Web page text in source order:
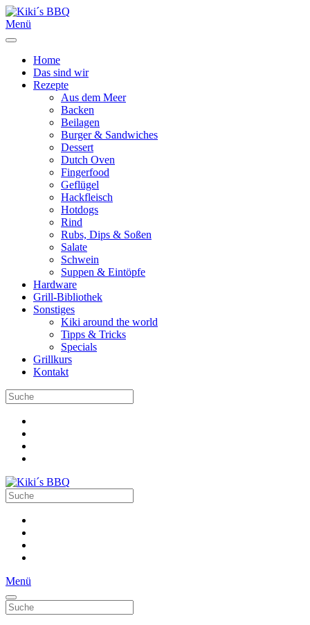
Menü
Home
Das sind wir
Rezepte
Aus dem Meer
Backen
Beilagen
Burger & Sandwiches
Dessert
Dutch Oven
Fingerfood
Geflügel
Hackfleisch
Hotdogs
Rind
Rubs, Dips & Soßen
Salate
Schwein
Suppen & Eintöpfe
Hardware
Grill-Bibliothek
Sonstiges
Kiki around the world
Tipps & Tricks
Specials
Grillkurs
Kontakt
Menü